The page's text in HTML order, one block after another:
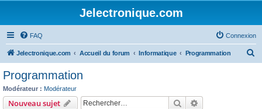
Jelectronique.com
FAQ Connexion
Jelectronique.com Accueil du forum Informatique Programmation
Programmation
Modérateur : Modérateur
Nouveau sujet Rechercher